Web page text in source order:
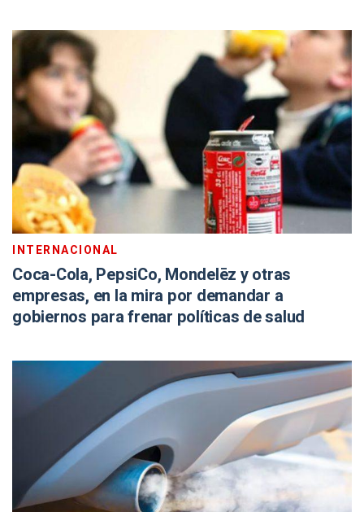
INTERNACIONAL
Coca-Cola, PepsiCo, Mondelēz y otras
empresas, en la mira por demandar a
gobiernos para frenar políticas de salud